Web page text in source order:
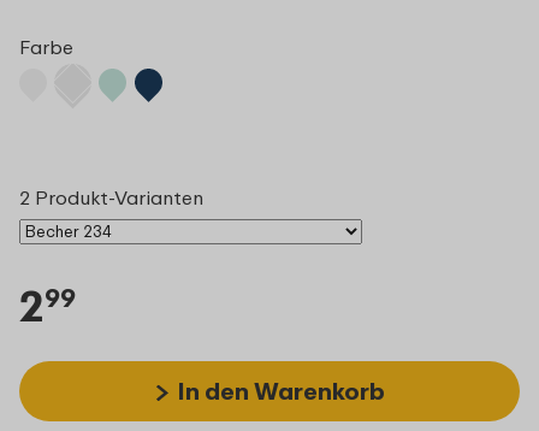
Farbe
2 Produkt-Varianten
299
In den Warenkorb